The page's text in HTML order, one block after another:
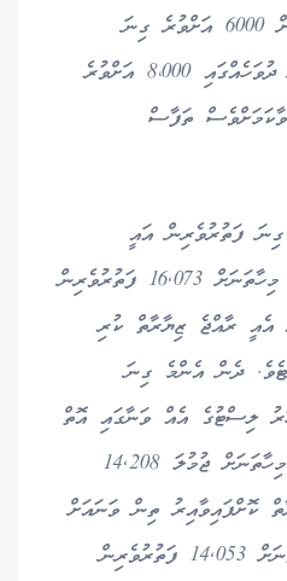
ދުވާލެއްގެ މައްޗަށް އެވެރެޖްކޮށް 6000 އަށްވުރެ ގިނަ
ފަތުރުވެރިން އަންނައިރު ތިން ދުވަހެއްގައި 8،000 އަށްވުރެ
ތަފާސް
ފަތުރުވެރިން އައީ
ރަޝިޔާއިންނެވެ. އެ ގައުމުން މިހާތަނަށް 16,073 ފަތުރުވެރިން
އެއީ ރާއްޖެ ޒިޔާރާތް ކުރި
12.2 ޕަސެންޓެވެ. ދެން އެންމެ ގިނަ
ލިސްޓުގެ އެއް ވަނާގައި އޮތް
ޗައިނާއިންނެވެ. އެ ގައުމުން މިހާތަނަށް ޖުމުލަ 14,208
ކޮށްފައިވާއިރު ތިން ވަނައަށް
މިހާރު އޮތް އިޓަލީއިން މިހާތަނަށް 14,053 ފަތުރުވެރިން